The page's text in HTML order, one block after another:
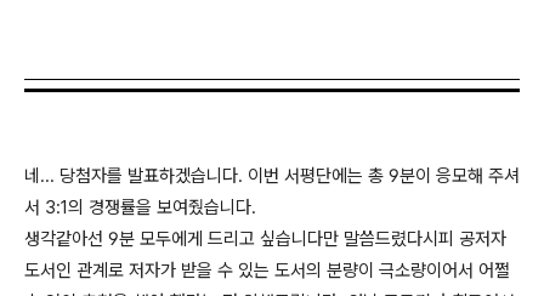
네... 당첨자를 발표하겠습니다. 이번 서평단에는 총 9분이 응모해 주셔
서 3:1의 경쟁률을 보여줬습니다.
생각같아선 9분 모두에게 드리고 싶습니다만 말씀드렸다시피 공저자
도서인 관계로 저자가 받을 수 있는 도서의 분량이 극소량이어서 어쩔